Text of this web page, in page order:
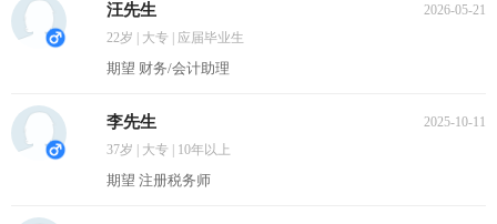
汪先生
2026-05-21
22岁 | 大专 | 应届毕业生
期望 财务/会计助理
李先生
2025-10-11
37岁 | 大专 | 10年以上
期望 注册税务师